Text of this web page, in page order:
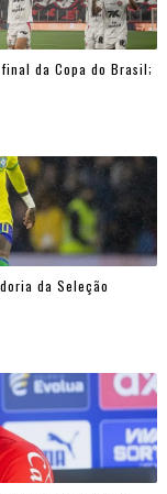
da Copa do Brasil;
da Seleção